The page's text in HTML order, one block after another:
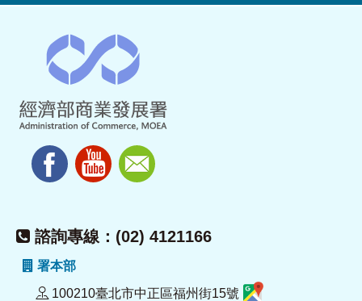
諮詢專線：(02) 4121166
署本部
100210臺北市中正區福州街15號